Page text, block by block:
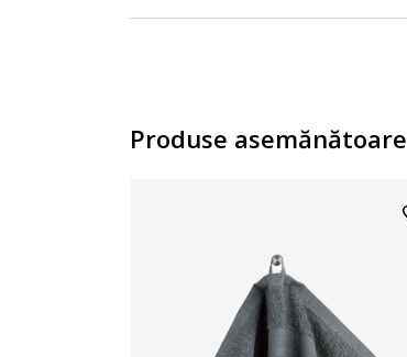
Produse asemănătoare